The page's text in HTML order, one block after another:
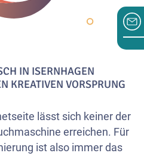
IN ISERNHAGEN
KREATIVEN VORSPRUNG
lässt sich keiner der
erreichen. Für
ist also immer das